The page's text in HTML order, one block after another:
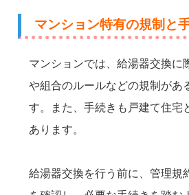
マンション特有の規制と
マンションでは、給湯器交換に
や組合のルールなどの規制があ
す。また、手続きも戸建て住宅
あります。
給湯器交換を行う前に、管理規